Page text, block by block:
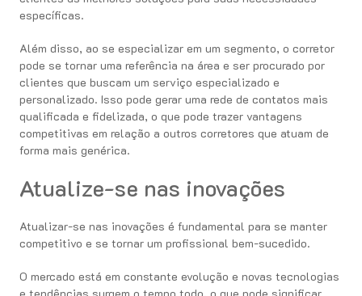
específicas.
Além disso, ao se especializar em um segmento, o corretor
pode se tornar uma referência na área e ser procurado por
clientes que buscam um serviço especializado e
personalizado. Isso pode gerar uma rede de contatos mais
qualificada e fidelizada, o que pode trazer vantagens
competitivas em relação a outros corretores que atuam de
forma mais genérica.
Atualize-se nas inovações
Atualizar-se nas inovações é fundamental para se manter
competitivo e se tornar um profissional bem-sucedido.
O mercado está em constante evolução e novas tecnologias